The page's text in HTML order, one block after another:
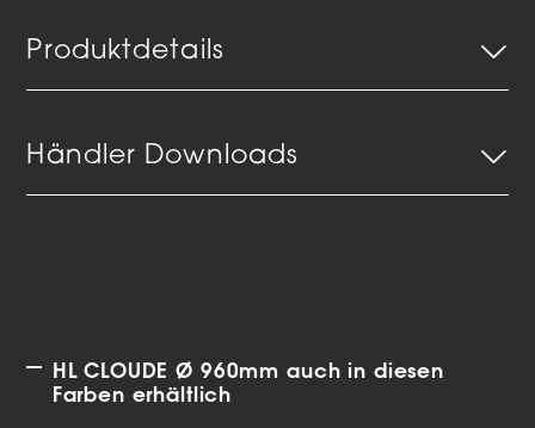
Produktdetails
Händler Downloads
HL CLOUDE Ø 960mm auch in diesen
Farben erhältlich